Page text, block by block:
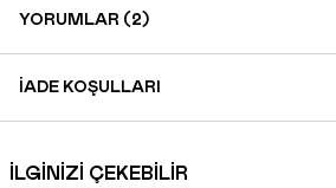
YORUMLAR (2)
İADE KOŞULLARI
İLGİNİZİ ÇEKEBİLİR